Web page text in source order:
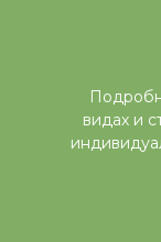
видах и